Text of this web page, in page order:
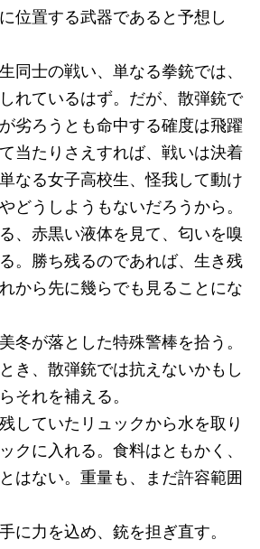
位置する武器であると予想し
同士の戦い、単なる拳銃では、
れているはず。だが、散弾銃で
劣ろうとも命中する確度は飛躍
当たりさえすれば、戦いは決着
なる女子高校生、怪我して動け
どうしようもないだろうから。
、赤黒い液体を見て、匂いを嗅
。勝ち残るのであれば、生き残
から先に幾らでも見ることにな
冬が落とした特殊警棒を拾う。
き、散弾銃では抗えないかもし
それを補える。
していたリュックから水を取り
クに入れる。食料はともかく、
はない。重量も、まだ許容範囲
に力を込め、銃を担ぎ直す。